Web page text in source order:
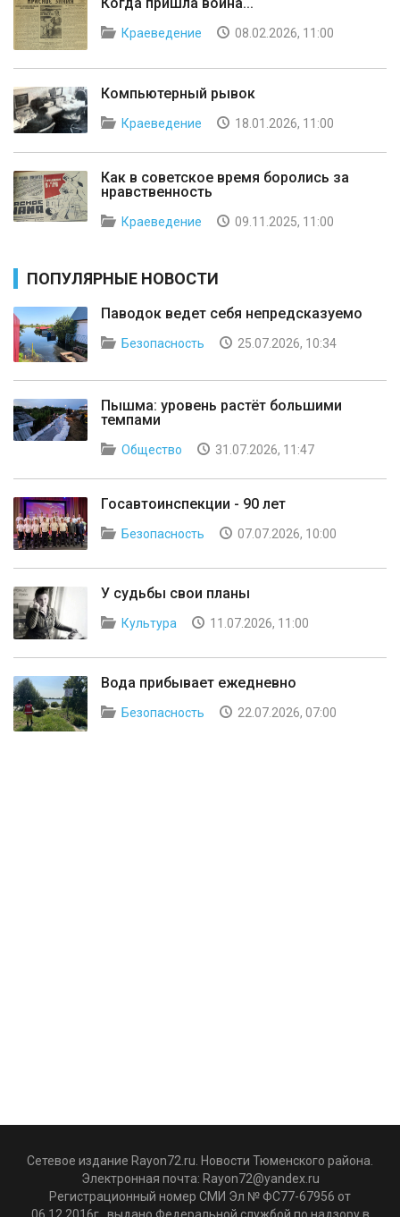
Когда пришла война...
Краеведение 08.02.2026, 11:00
Компьютерный рывок
Краеведение 18.01.2026, 11:00
Как в советское время боролись за
нравственность
Краеведение 09.11.2025, 11:00
ПОПУЛЯРНЫЕ НОВОСТИ
Паводок ведет себя непредсказуемо
Безопасность 25.07.2026, 10:34
Пышма: уровень растёт большими
темпами
Общество 31.07.2026, 11:47
Госавтоинспекции - 90 лет
Безопасность 07.07.2026, 10:00
У судьбы свои планы
Культура 11.07.2026, 11:00
Вода прибывает ежедневно
Безопасность 22.07.2026, 07:00
Сетевое издание Rayon72.ru. Новости Тюменского района.
Электронная почта: Rayon72@yandex.ru
Регистрационный номер СМИ Эл № ФС77-67956 от